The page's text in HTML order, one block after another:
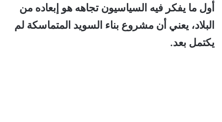
أول ما يفكر فيه السياسيون تجاهه هو إبعاده من
البلاد، يعني أن مشروع بناء السويد المتماسكة لم
يكتمل بعد.